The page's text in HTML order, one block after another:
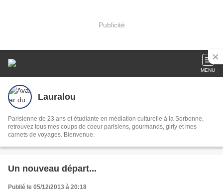
Publicité
MENU
Lauralou
Parisienne de 23 ans et étudiante en médiation culturelle à la Sorbonne,
retrouvez tous mes coups de coeur parisiens, gourmands, girly et mes
carnets de voyages. Bienvenue.
Un nouveau départ...
Publié le 05/12/2013 à 20:18